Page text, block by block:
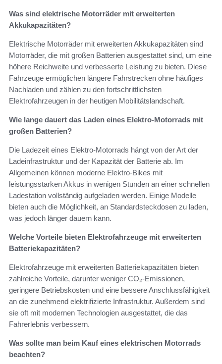
Was sind elektrische Motorräder mit erweiterten
Akkukapazitäten?
Elektrische Motorräder mit erweiterten Akkukapazitäten sind
Motorräder, die mit großen Batterien ausgestattet sind, um eine
höhere Reichweite und verbesserte Leistung zu bieten. Diese
Fahrzeuge ermöglichen längere Fahrstrecken ohne häufiges
Nachladen und zählen zu den fortschrittlichsten
Elektrofahrzeugen in der heutigen Mobilitätslandschaft.
Wie lange dauert das Laden eines Elektro-Motorrads mit
großen Batterien?
Die Ladezeit eines Elektro-Motorrads hängt von der Art der
Ladeinfrastruktur und der Kapazität der Batterie ab. Im
Allgemeinen können moderne Elektro-Bikes mit
leistungsstarken Akkus in wenigen Stunden an einer schnellen
Ladestation vollständig aufgeladen werden. Einige Modelle
bieten auch die Möglichkeit, an Standardsteckdosen zu laden,
was jedoch länger dauern kann.
Welche Vorteile bieten Elektrofahrzeuge mit erweiterten
Batteriekapazitäten?
Elektrofahrzeuge mit erweiterten Batteriekapazitäten bieten
zahlreiche Vorteile, darunter weniger CO₂-Emissionen,
geringere Betriebskosten und eine bessere Anschlussfähigkeit
an die zunehmend elektrifizierte Infrastruktur. Außerdem sind
sie oft mit modernen Technologien ausgestattet, die das
Fahrerlebnis verbessern.
Was sollte man beim Kauf eines elektrischen Motorrads
beachten?